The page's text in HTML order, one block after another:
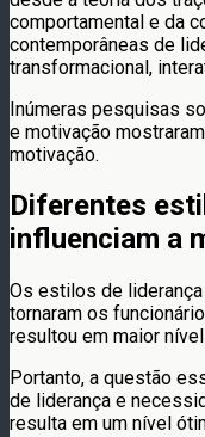
comportamental e da
contemporâneas de
transformacional,
Inúmeras pesquisas
e motivação
motivação.
Diferentes
influenciam a
Os estilos de
tornaram os
resultou em maior
Portanto, a questão
de liderança e
resulta em um nível